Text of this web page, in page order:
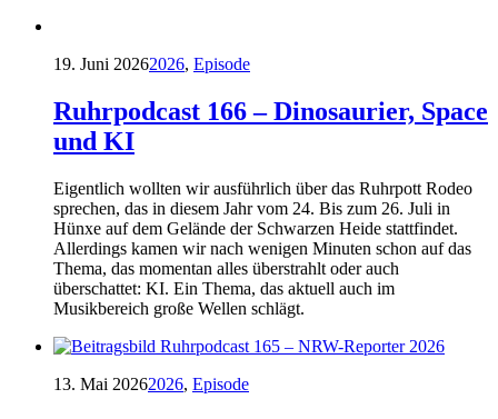
19. Juni 20262026, Episode
Ruhrpodcast 166 – Dinosaurier, Space
und KI
Eigentlich wollten wir ausführlich über das Ruhrpott Rodeo
sprechen, das in diesem Jahr vom 24. Bis zum 26. Juli in
Hünxe auf dem Gelände der Schwarzen Heide stattfindet.
Allerdings kamen wir nach wenigen Minuten schon auf das
Thema, das momentan alles überstrahlt oder auch
überschattet: KI. Ein Thema, das aktuell auch im
Musikbereich große Wellen schlägt.
13. Mai 20262026, Episode